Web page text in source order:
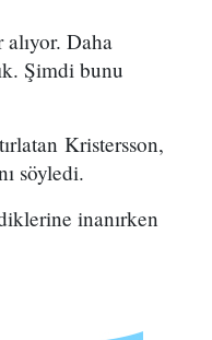
Daha
Şimdi bunu
Kristersson,
söyledi.
inanırken